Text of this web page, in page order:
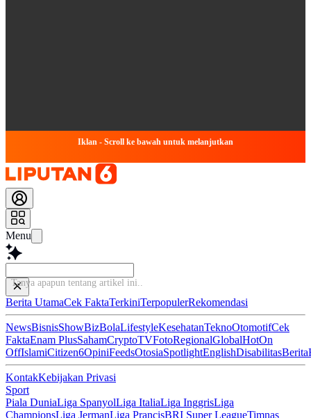
Iklan - Scroll ke bawah untuk melanjutkan
Menu
Tanya apapun tentang art
Berita UtamaCek FaktaTerkiniTerpopulerRekomendasi
NewsBisnisShowBizBolaLifestyleKesehatanTeknoOtomotifCek
FaktaEnam PlusSahamCryptoTVFotoRegionalGlobalHotOn
OffIslamiCitizen6OpiniFeedsOtosiaSpotlightEnglishDisabilitasBerita
KontakKebijakan Privasi
Sport
Piala DuniaLiga SpanyolLiga ItaliaLiga InggrisLiga
ChampionsLiga JermanLiga PrancisBRI Super LeagueTimnas